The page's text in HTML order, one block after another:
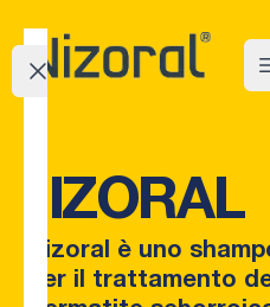
Close menu
la
forfora
Cos'è
la
Prodotti
®
NIZORAL
Nizoral è uno
per il trattamento